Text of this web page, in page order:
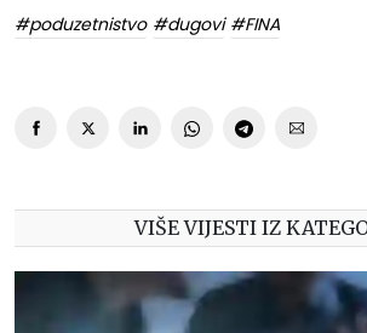
#poduzetnistvo #dugovi #FINA
VIŠE VIJESTI IZ